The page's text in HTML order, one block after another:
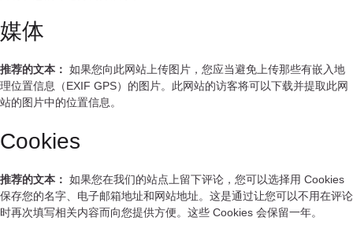
媒体
推荐的文本： 如果您向此网站上传图片，您应当避免上传那些有嵌入地
理位置信息（EXIF GPS）的图片。此网站的访客将可以下载并提取此网
站的图片中的位置信息。
Cookies
推荐的文本： 如果您在我们的站点上留下评论，您可以选择用 Cookies
保存您的名字、电子邮箱地址和网站地址。这是通过让您可以不用在评论
时再次填写相关内容而向您提供方便。这些 Cookies 会保留一年。